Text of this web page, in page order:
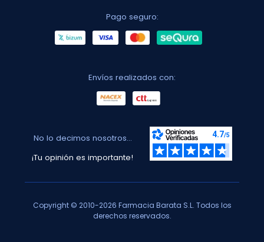
Pago seguro:
Envíos realizados con:
No lo decimos nosotros...
¡Tu opinión es importante!
Copyright © 2010-2026 Farmacia Barata S.L. Todos los
derechos reservados.